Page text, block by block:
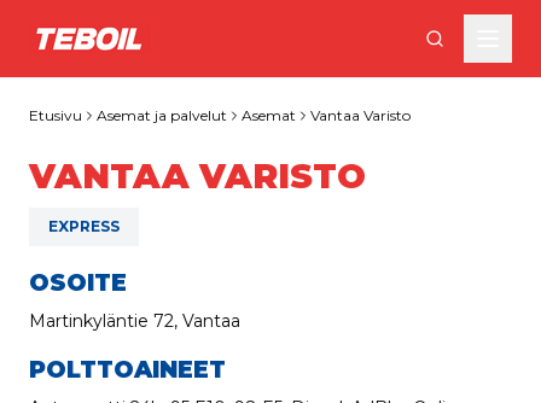
Siirry pääsisältöön
Etusivu Asemat ja palvelut Asemat Vantaa Varisto
VANTAA VARISTO
EXPRESS
OSOITE
Martinkyläntie 72, Vantaa
POLTTOAINEET